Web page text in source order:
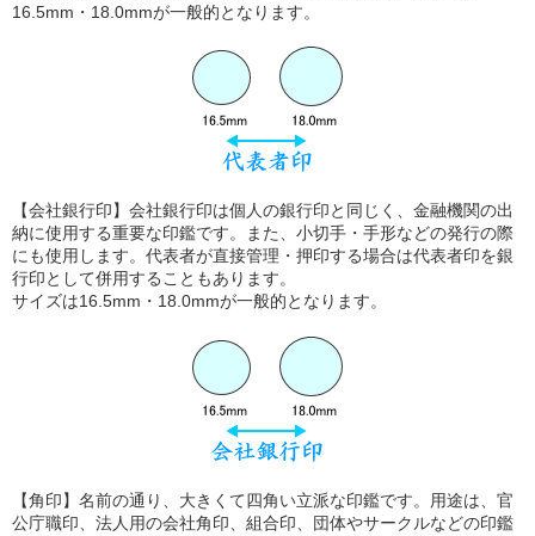
16.5mm・18.0mmが一般的となります。
【会社銀行印】会社銀行印は個人の銀行印と同じく、金融機関の出
納に使用する重要な印鑑です。また、小切手・手形などの発行の際
にも使用します。代表者が直接管理・押印する場合は代表者印を銀
行印として併用することもあります。
サイズは16.5mm・18.0mmが一般的となります。
【角印】名前の通り、大きくて四角い立派な印鑑です。用途は、官
公庁職印、法人用の会社角印、組合印、団体やサークルなどの印鑑